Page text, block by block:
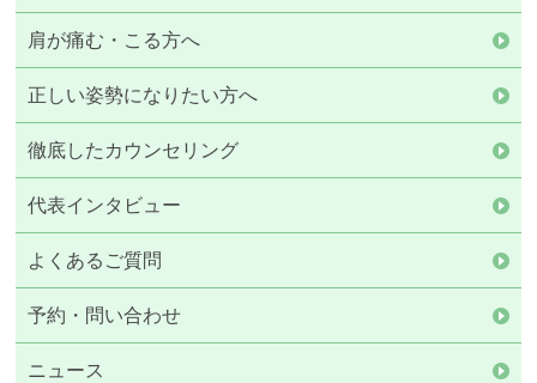
肩が痛む・こる方へ
正しい姿勢になりたい方へ
徹底したカウンセリング
代表インタビュー
よくあるご質問
予約・問い合わせ
ニュース